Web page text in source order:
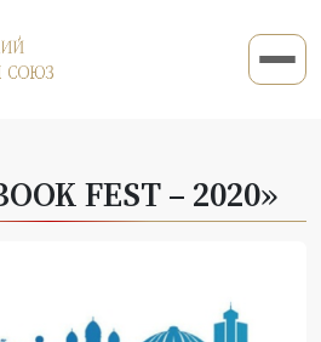
FEST – 2020»